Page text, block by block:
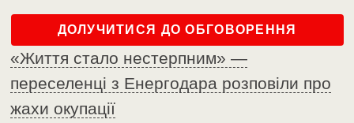
ДОЛУЧИТИСЯ ДО ОБГОВОРЕННЯ
«Життя стало нестерпним» —
переселенці з Енергодара розповіли про
жахи окупації